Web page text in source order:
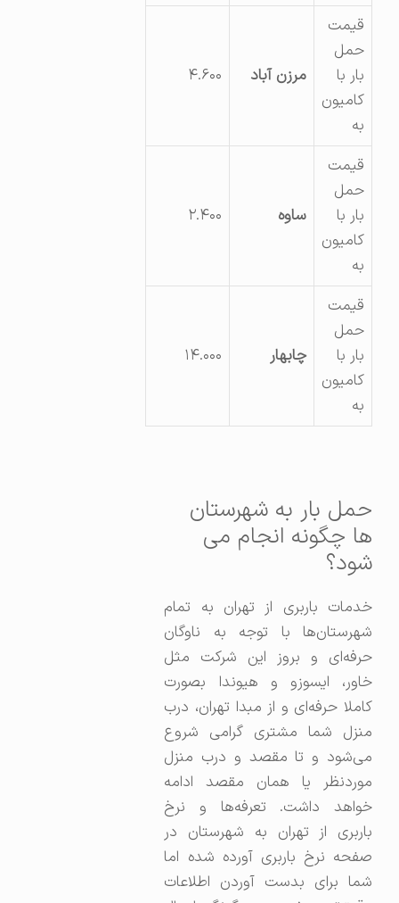
قیمت
حمل
کامیون
مرزن آباد ۴.۶۰۰
قیمت
حمل
کامیون
ساوه ۲.۴۰۰
قیمت
حمل
کامیون
چابهار ۱۴.۰۰۰
حمل بار به شهرستان
ها چگونه انجام می
شود؟
خدمات باربری از تهران به تمام
شهرستان‌ها با توجه به ناوگان
حرفه‌ای و بروز این شرکت مثل
خاور، ایسوزو و هیوندا بصورت
کاملا حرفه‌ای و از مبدا تهران، درب
منزل شما مشتری گرامی شروع
می‌شود و تا مقصد و درب منزل
موردنظر یا همان مقصد ادامه
خواهد داشت. تعرفه‌ها و نرخ
باربری از تهران به شهرستان در
صفحه نرخ باربری آورده شده اما
شما برای بدست آوردن اطلاعات